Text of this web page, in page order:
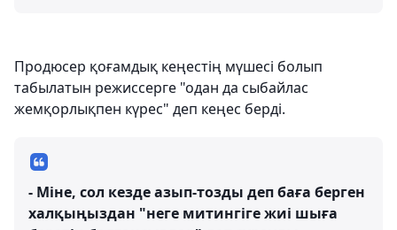
Продюсер қоғамдық кеңестің мүшесі болып
табылатын режиссерге "одан да сыбайлас
жемқорлықпен күрес" деп кеңес берді.
- Міне, сол кезде азып-тозды деп баға берген
халқыңыздан "неге митингіге жиі шыға